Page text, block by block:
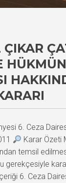
HÜKMÜN
6. Ceza
Karar Özeti
temsil
gerekçesiyle
6. Ceza